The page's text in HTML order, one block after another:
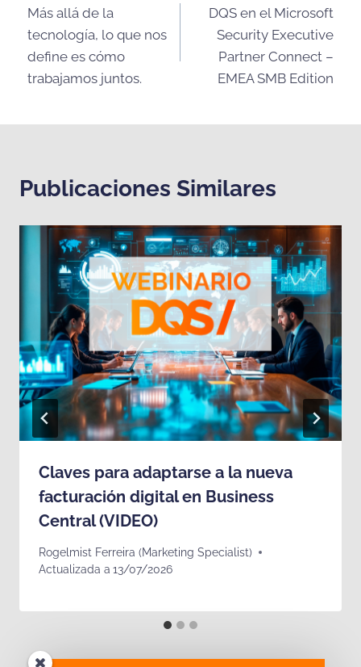
entradas
Más allá de la
tecnología, lo que nos
define es cómo
trabajamos juntos.
DQS en el Microsoft
Security Executive
Partner Connect –
EMEA SMB Edition
Publicaciones Similares
Claves para adaptarse a la nueva
facturación digital en Business
Central (VIDEO)
Rogelmist Ferreira (Marketing Specialist)
Actualizada a 13/07/2026